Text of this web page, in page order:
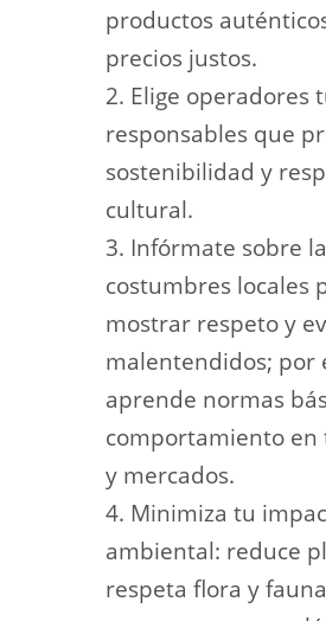
productos
precios justos.
Elige operadores
responsables que
sostenibilidad y
cultural.
Infórmate sobre
costumbres locales
mostrar respeto y
malentendidos; por
aprende normas
comportamiento en
y mercados.
Minimiza tu
ambiental: reduce
respeta flora y